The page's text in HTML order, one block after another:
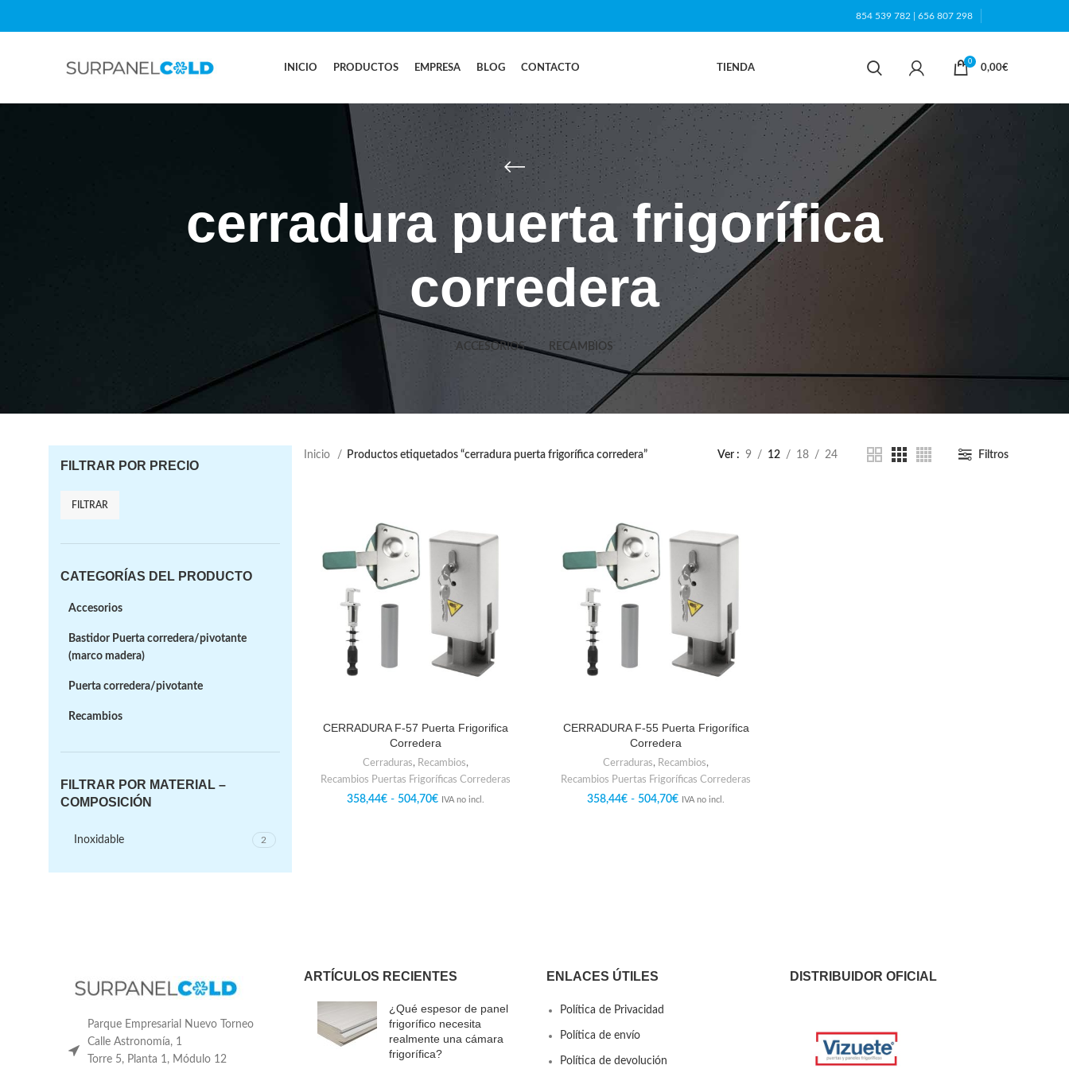
854 539 782 656 807 298
INICIO PRODUCTOS EMPRESA BLOG CONTACTO TIENDA
0
0,00€
cerradura puerta frigorífica
corredera
ACCESORIOS RECAMBIOS
FILTRAR POR PRECIO
FILTRAR
CATEGORÍAS DEL PRODUCTO
Accesorios
Bastidor Puerta corredera/pivotante
(marco madera)
Puerta corredera/pivotante
Recambios
FILTRAR POR MATERIAL –
COMPOSICIÓN
Inoxidable 2
Inicio Productos etiquetados “cerradura puerta frigorífica corredera” Ver 9 12 18 24 Filtros
CERRADURA F-57 Puerta Frigorifica
Corredera
Cerraduras, Recambios,
Recambios Puertas Frigoríficas Correderas
358,44€ - 504,70€ IVA no incl.
CERRADURA F-55 Puerta Frigorífica
Corredera
Cerraduras, Recambios,
Recambios Puertas Frigoríficas Correderas
358,44€ - 504,70€ IVA no incl.
Parque Empresarial Nuevo Torneo
Calle Astronomía, 1
Torre 5, Planta 1, Módulo 12
ARTÍCULOS RECIENTES
¿Qué espesor de panel
frigorífico necesita
realmente una cámara
frigorífica?
ENLACES ÚTILES
Política de Privacidad
Política de envío
Política de devolución
DISTRIBUIDOR OFICIAL